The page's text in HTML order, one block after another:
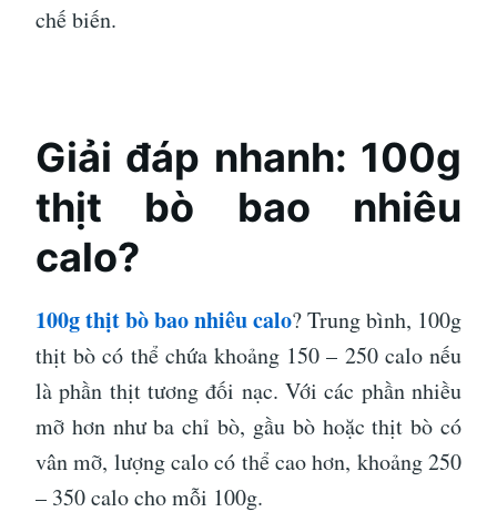
chế biến.
Giải đáp nhanh: 100g
thịt bò bao nhiêu
calo?
100g thịt bò bao nhiêu calo? Trung bình, 100g
thịt bò có thể chứa khoảng 150 – 250 calo nếu
là phần thịt tương đối nạc. Với các phần nhiều
mỡ hơn như ba chỉ bò, gầu bò hoặc thịt bò có
vân mỡ, lượng calo có thể cao hơn, khoảng 250
– 350 calo cho mỗi 100g.